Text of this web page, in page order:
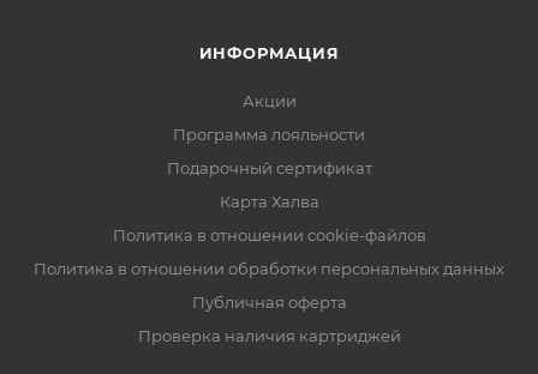
ИНФОРМАЦИЯ
Акции
Программа лояльности
Подарочный сертификат
Карта Халва
Политика в отношении cookie-файлов
Политика в отношении обработки персональных данных
Публичная оферта
Проверка наличия картриджей